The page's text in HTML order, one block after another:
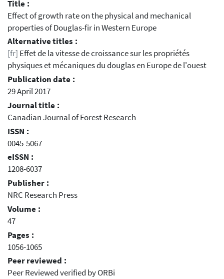
Title :
Effect of growth rate on the physical and mechanical
properties of Douglas-fir in Western Europe
Alternative titles :
[fr] Effet de la vitesse de croissance sur les propriétés
physiques et mécaniques du douglas en Europe de l'ouest
Publication date :
29 April 2017
Journal title :
Canadian Journal of Forest Research
ISSN :
0045-5067
eISSN :
1208-6037
Publisher :
NRC Research Press
Volume :
47
Pages :
1056-1065
Peer reviewed :
Peer Reviewed verified by ORBi